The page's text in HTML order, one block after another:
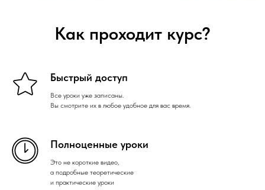
Как проходит курс?
Быстрый доступ
Все уроки уже записаны.
Вы смотрите их в любое удобное для вас время.
Полноценные уроки
Это не короткие видео,
а подробные теоретические
и практические уроки